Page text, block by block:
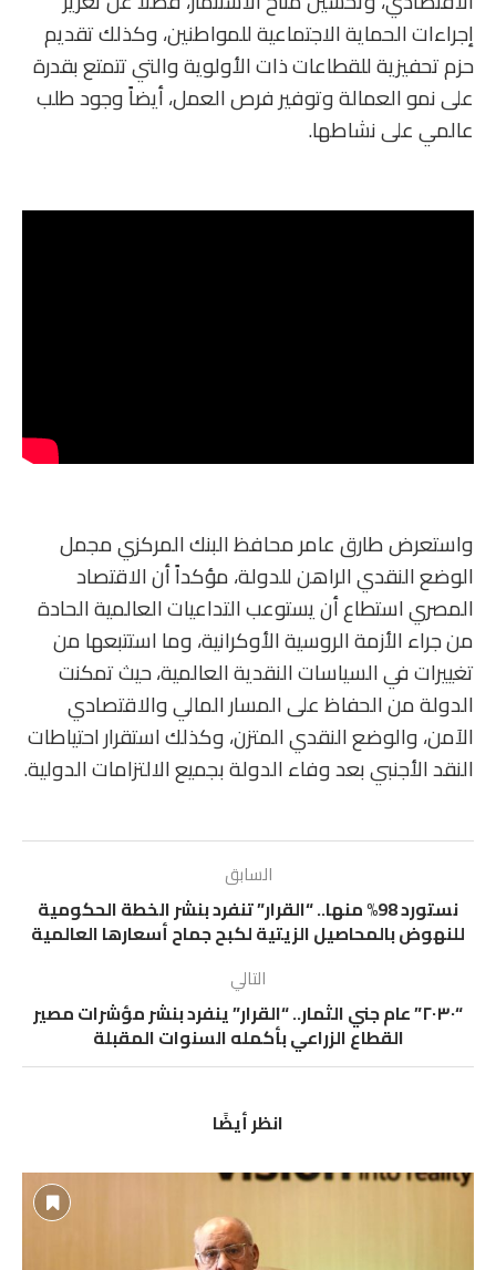
إجراءات الحماية الاجتماعية للمواطنين، وكذلك تقديم
حزم تحفيزية للقطاعات ذات الأولوية والتي تتمتع بقدرة
على نمو العمالة وتوفير فرص العمل، أيضاً وجود طلب
عالمي على نشاطها.
واستعرض طارق عامر محافظ البنك المركزي مجمل
الوضع النقدي الراهن للدولة، مؤكداً أن الاقتصاد
المصري استطاع أن يستوعب التداعيات العالمية الحادة
من جراء الأزمة الروسية الأوكرانية، وما استتبعها من
تغييرات في السياسات النقدية العالمية، حيث تمكنت
الدولة من الحفاظ على المسار المالي والاقتصادي
الآمن، والوضع النقدي المتزن، وكذلك استقرار احتياطات
النقد الأجنبي بعد وفاء الدولة بجميع الالتزامات الدولية.
السابق
نستورد 98% منها.. “القرار” تنفرد بنشر الخطة الحكومية
للنهوض بالمحاصيل الزيتية لكبح جماح أسعارها العالمية
التالي
“٢٠٣٠” عام جني الثمار.. “القرار” ينفرد بنشر مؤشرات مصير
القطاع الزراعي بأكمله السنوات المقبلة
انظر أيضًا